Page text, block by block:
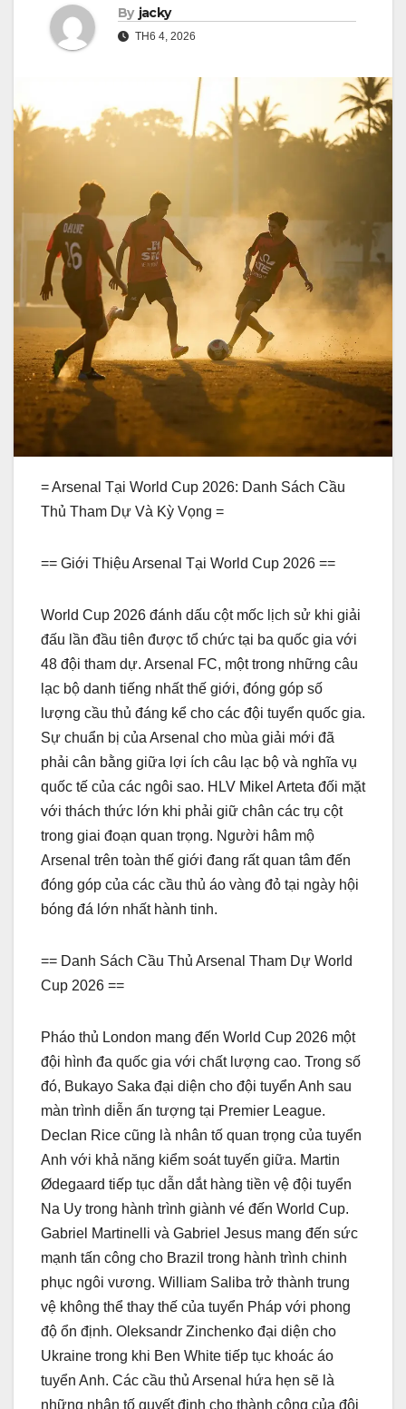
By jacky
TH6 4, 2026
= Arsenal Tại World Cup 2026: Danh Sách Cầu
Thủ Tham Dự Và Kỳ Vọng =
== Giới Thiệu Arsenal Tại World Cup 2026 ==
World Cup 2026 đánh dấu cột mốc lịch sử khi giải
đấu lần đầu tiên được tổ chức tại ba quốc gia với
48 đội tham dự. Arsenal FC, một trong những câu
lạc bộ danh tiếng nhất thế giới, đóng góp số
lượng cầu thủ đáng kể cho các đội tuyển quốc gia.
Sự chuẩn bị của Arsenal cho mùa giải mới đã
phải cân bằng giữa lợi ích câu lạc bộ và nghĩa vụ
quốc tế của các ngôi sao. HLV Mikel Arteta đối mặt
với thách thức lớn khi phải giữ chân các trụ cột
trong giai đoạn quan trọng. Người hâm mộ
Arsenal trên toàn thế giới đang rất quan tâm đến
đóng góp của các cầu thủ áo vàng đỏ tại ngày hội
bóng đá lớn nhất hành tinh.
== Danh Sách Cầu Thủ Arsenal Tham Dự World
Cup 2026 ==
Pháo thủ London mang đến World Cup 2026 một
đội hình đa quốc gia với chất lượng cao. Trong số
đó, Bukayo Saka đại diện cho đội tuyển Anh sau
màn trình diễn ấn tượng tại Premier League.
Declan Rice cũng là nhân tố quan trọng của tuyển
Anh với khả năng kiểm soát tuyến giữa. Martin
Ødegaard tiếp tục dẫn dắt hàng tiền vệ đội tuyển
Na Uy trong hành trình giành vé đến World Cup.
Gabriel Martinelli và Gabriel Jesus mang đến sức
mạnh tấn công cho Brazil trong hành trình chinh
phục ngôi vương. William Saliba trở thành trung
vệ không thể thay thế của tuyển Pháp với phong
độ ổn định. Oleksandr Zinchenko đại diện cho
Ukraine trong khi Ben White tiếp tục khoác áo
tuyển Anh. Các cầu thủ Arsenal hứa hẹn sẽ là
những nhân tố quyết định cho thành công của đội